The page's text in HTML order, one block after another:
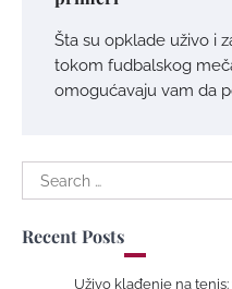
Šta su opklade uživo i
tokom fudbalskog
omogućavaju vam da
Search
for:
Recent Posts
Uživo klađenje na